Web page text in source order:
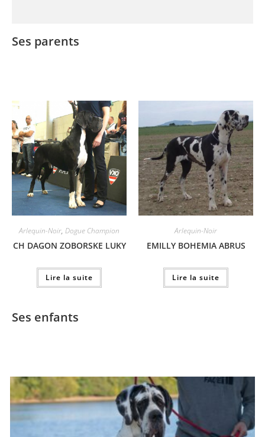
Ses parents
Arlequin-Noir, Dogue Champion
CH DAGON ZOBORSKE LUKY
Lire la suite
Arlequin-Noir
EMILLY BOHEMIA ABRUS
Lire la suite
Ses enfants